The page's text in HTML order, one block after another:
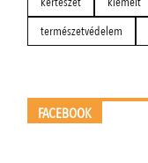
természetvédelem
FACEBOOK